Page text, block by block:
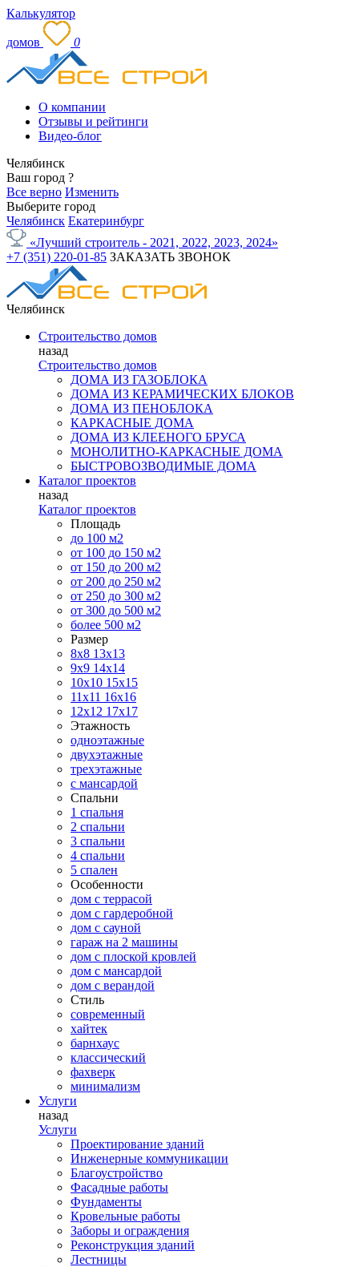
Калькулятор
домов 0
О компании
Отзывы и рейтинги
Видео-блог
Челябинск
Ваш город ?
Все верно Изменить
Выберите город
Челябинск Екатеринбург
«Лучший строитель - 2021, 2022, 2023, 2024»
+7 (351) 220-01-85 ЗАКАЗАТЬ ЗВОНОК
Челябинск
Строительство домов
назад
Строительство домов
ДОМА ИЗ ГАЗОБЛОКА
ДОМА ИЗ КЕРАМИЧЕСКИХ БЛОКОВ
ДОМА ИЗ ПЕНОБЛОКА
КАРКАСНЫЕ ДОМА
ДОМА ИЗ КЛЕЕНОГО БРУСА
МОНОЛИТНО-КАРКАСНЫЕ ДОМА
БЫСТРОВОЗВОДИМЫЕ ДОМА
Каталог проектов
назад
Каталог проектов
Площадь
до 100 м2
от 100 до 150 м2
от 150 до 200 м2
от 200 до 250 м2
от 250 до 300 м2
от 300 до 500 м2
более 500 м2
Размер
8х8 13х13
9х9 14х14
10х10 15х15
11x11 16х16
12х12 17х17
Этажность
одноэтажные
двухэтажные
трехэтажные
с мансардой
Спальни
1 спальня
2 спальни
3 спальни
4 спальни
5 спален
Особенности
дом с террасой
дом с гардеробной
дом с сауной
гараж на 2 машины
дом с плоской кровлей
дом с мансардой
дом с верандой
Стиль
современный
хайтек
барнхаус
классический
фахверк
минимализм
Услуги
назад
Услуги
Проектирование зданий
Инженерные коммуникации
Благоустройство
Фасадные работы
Фундаменты
Кровельные работы
Заборы и ограждения
Реконструкция зданий
Лестницы